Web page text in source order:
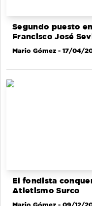
Segundo puesto
Francisco José
Mario Gómez - 17/04/
El fondista
Atletismo Surco
Mario Gómez - 09/12/